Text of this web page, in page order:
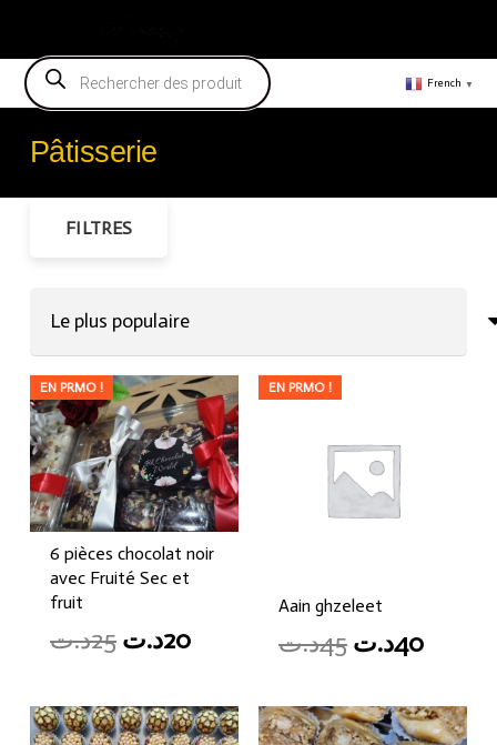
Recherche
de
produits
French ▼
Pâtisserie
EN PRMO !
6 pièces chocolat noir
avec Fruité Sec et
fruit
25د.ت
Original
was:
20د.ت
Current
is:
EN PRMO !
Aain ghzeleet
45د.ت
Original
was:
40د.ت
is:
FILTRES